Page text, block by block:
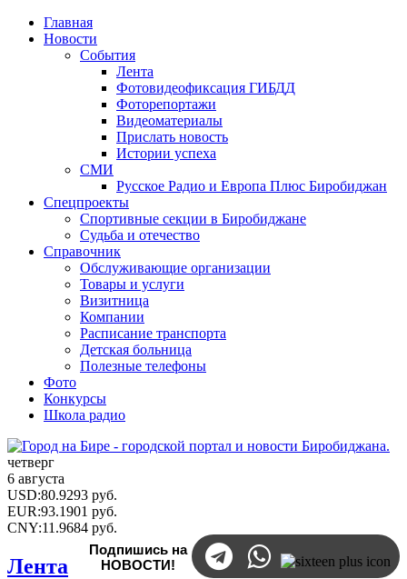
Главная
Новости
События
Лента
Фотовидеофиксация ГИБДД
Фоторепортажи
Видеоматериалы
Прислать новость
Истории успеха
СМИ
Русское Радио и Европа Плюс Биробиджан
Спецпроекты
Спортивные секции в Биробиджане
Судьба и отечество
Справочник
Обслуживающие организации
Товары и услуги
Визитница
Компании
Расписание транспорта
Детская больница
Полезные телефоны
Фото
Конкурсы
Школа радио
четверг
6 августа
USD:80.9293 руб.
EUR:93.1901 руб.
CNY:11.9684 руб.
Подпишись на
НОВОСТИ!
Лента